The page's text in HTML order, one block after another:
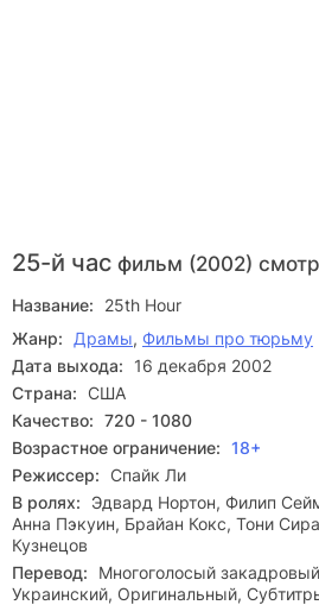
25-й час фильм (2002)
Название: 25th Hour
Жанр: Драмы, Фильмы про тюрьму
Дата выхода:
16 декабря 2002
Страна: США
Качество: 720 - 1080
Возрастное ограничение: 18+
Режиссер: Спайк Ли
В ролях:
Эдвард Нортон, Филип
Анна Пэкуин, Брайан Кокс, Тони
Кузнецов
Перевод:
Многоголосый
Украинский, Оригинальный,